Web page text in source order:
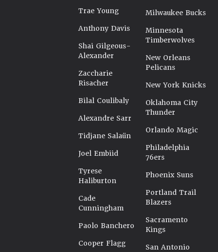
Trae Young
Anthony Davis
Shai Gilgeous-
Alexander
Zaccharie
Risacher
Bilal Coulibaly
Alexandre Sarr
Tidjane Salaün
Joel Embiid
Tyrese
Haliburton
Cade
Cunningham
Paolo Banchero
Cooper Flagg
Milwaukee Bucks
Minnesota
Timberwolves
New Orleans
Pelicans
New York Knicks
Oklahoma City
Thunder
Orlando Magic
Philadelphia
76ers
Phoenix Suns
Portland Trail
Blazers
Sacramento
Kings
San Antonio